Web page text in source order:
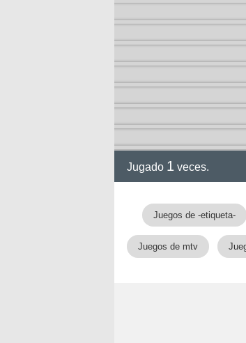
Jugado 1 veces.
Juegos de -etiqueta-
Juegos de mtv